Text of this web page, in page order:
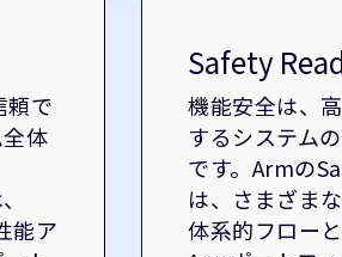
頼で
体
能ア
Safety
機能安全は、
するシステム
です。Armの
は、さまざま
体系的フロー